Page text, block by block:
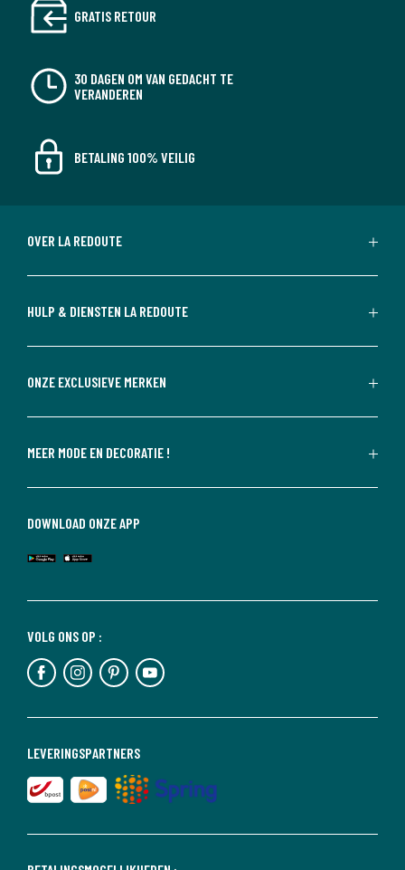
GRATIS RETOUR
30 DAGEN OM VAN GEDACHT TE
VERANDEREN
BETALING 100% VEILIG
OVER LA REDOUTE
HULP & DIENSTEN LA REDOUTE
ONZE EXCLUSIEVE MERKEN
MEER MODE EN DECORATIE !
LEVERINGSPARTNERS
VOLG ONS OP :
DOWNLOAD ONZE APP